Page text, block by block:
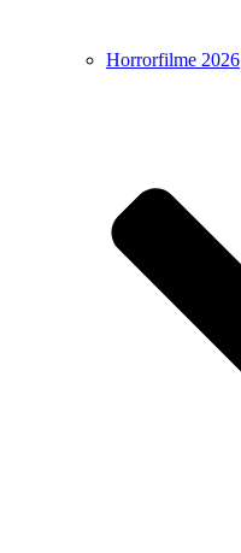
Horrorfilme 2026